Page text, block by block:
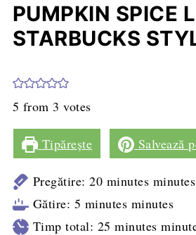
PUMPKIN SPICE
STARBUCKS
5 from 3 votes
Tipărește Salvează
Pregătire:20 minutes minutes
Gătire: 5 minutes minutes
Timp total: 25 minutes